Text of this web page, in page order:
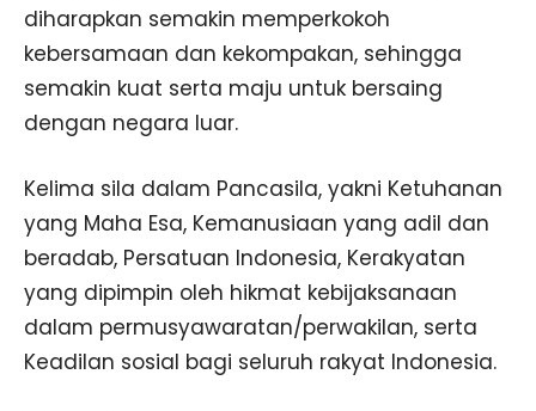
diharapkan semakin memperkokoh
kebersamaan dan kekompakan, sehingga
semakin kuat serta maju untuk bersaing
dengan negara luar.
Kelima sila dalam Pancasila, yakni Ketuhanan
yang Maha Esa, Kemanusiaan yang adil dan
beradab, Persatuan Indonesia, Kerakyatan
yang dipimpin oleh hikmat kebijaksanaan
dalam permusyawaratan/perwakilan, serta
Keadilan sosial bagi seluruh rakyat Indonesia.